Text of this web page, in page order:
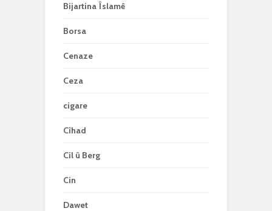
Bijartina Îslamê
Borsa
Cenaze
Ceza
cigare
Cîhad
Cil û Berg
Cin
Dawet